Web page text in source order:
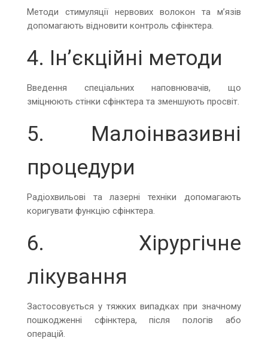
Методи стимуляції нервових волокон та м’язів
допомагають відновити контроль сфінктера.
4. Ін’єкційні методи
Введення спеціальних наповнювачів, що
зміцнюють стінки сфінктера та зменшують просвіт.
5. Малоінвазивні
процедури
Радіохвильові та лазерні техніки допомагають
коригувати функцію сфінктера.
6. Хірургічне
лікування
Застосовується у тяжких випадках при значному
пошкодженні сфінктера, після пологів або
операцій.